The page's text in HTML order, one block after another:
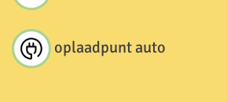
oplaadpunt auto